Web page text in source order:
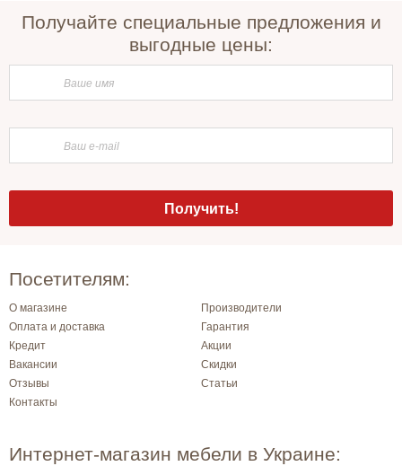
Получайте специальные предложения и
выгодные цены:
Посетителям:
О магазине
Производители
Оплата и доставка
Гарантия
Кредит
Акции
Вакансии
Скидки
Отзывы
Статьи
Контакты
Интернет-магазин мебели в Украине: